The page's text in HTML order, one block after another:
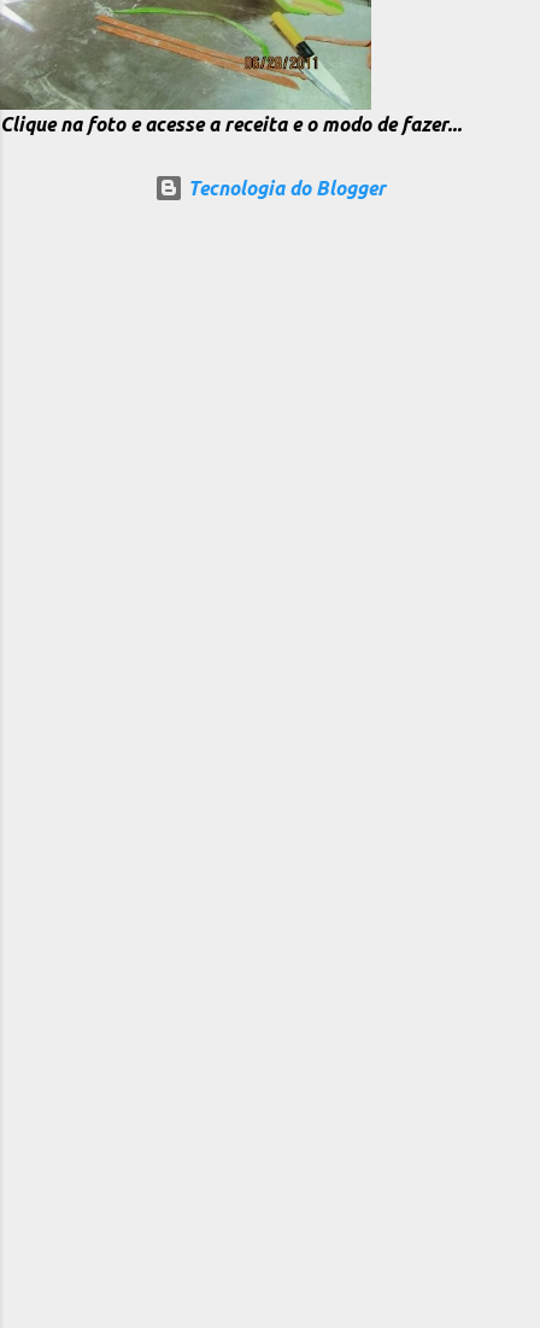
Clique na foto e acesse a receita e o modo de fazer...
Tecnologia do Blogger